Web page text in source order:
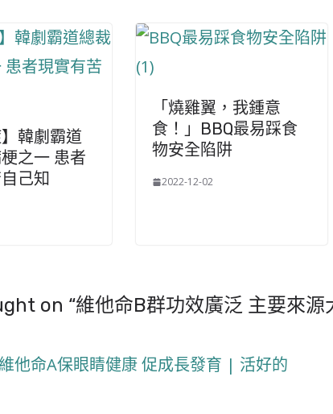
】韓劇霸道
之一 患者
己知
「燒雞翼，我鍾意
食！」BBQ最易踩食
物安全陷阱
2022-12-02
on “維他命B群功效廣泛 主要來源
維他命A保眼睛健康 促成長發育 | 活好的